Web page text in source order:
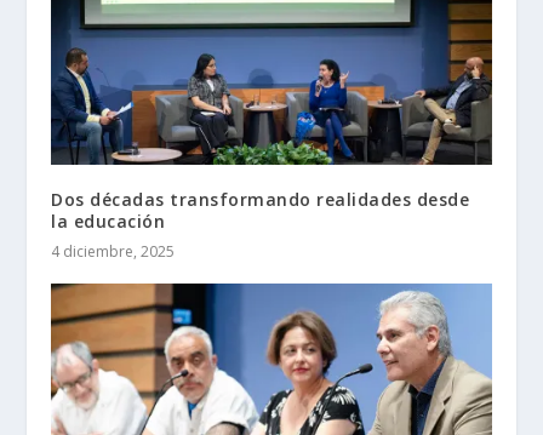
Dos décadas transformando realidades desde
la educación
4 diciembre, 2025